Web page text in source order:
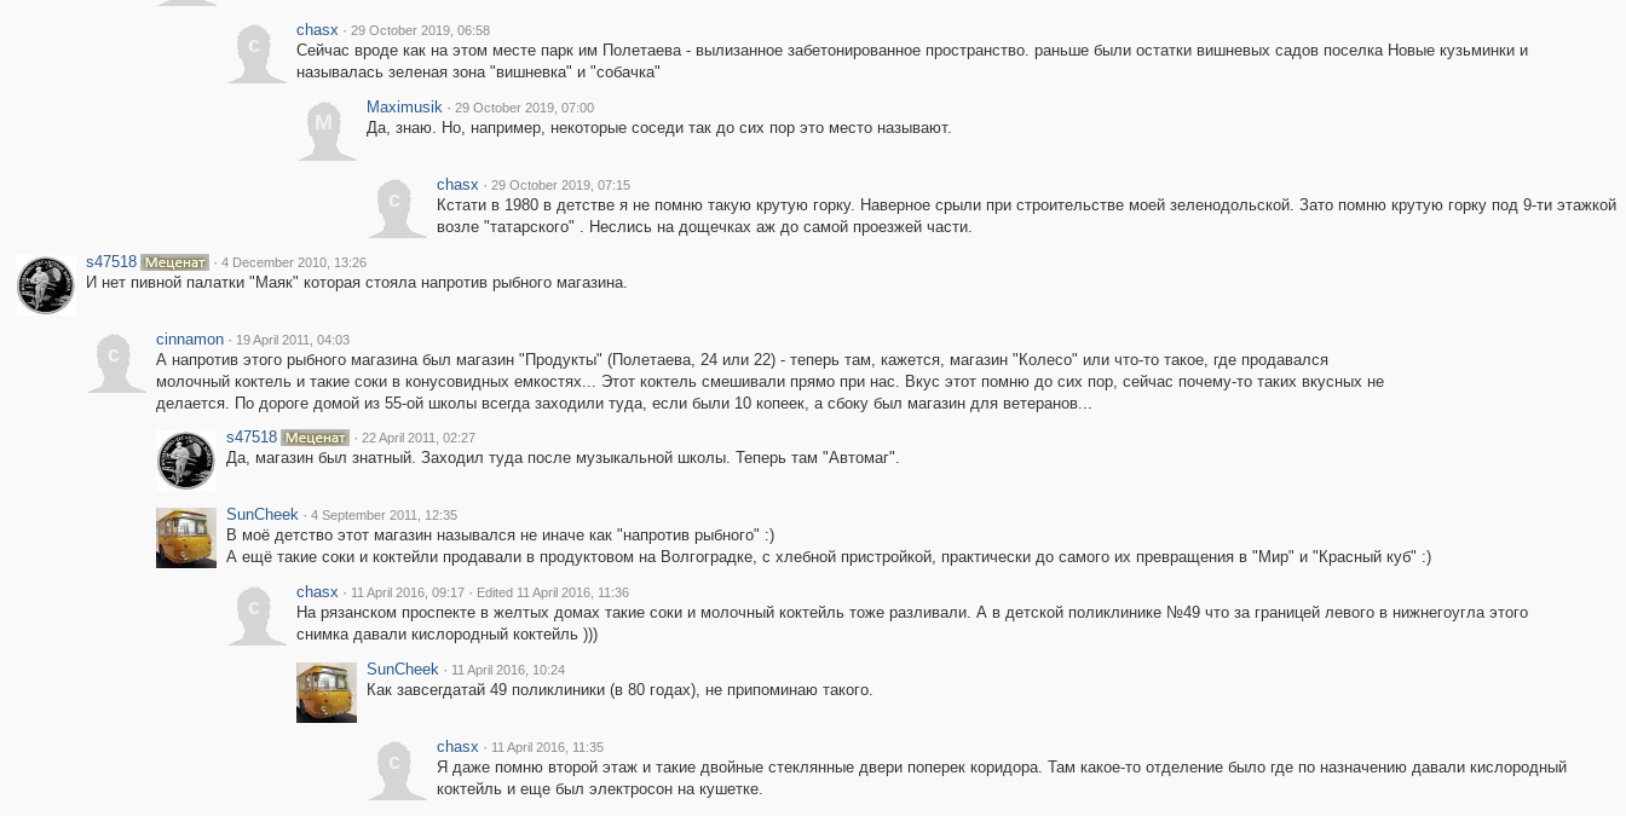
c
chasx · 29 October 2019, 06:58
Сейчас вроде как на этом месте парк им Полетаева - вылизанное забетонированное пространство. раньше были остатки вишневых садов поселка Новые кузьминки и
называлась зеленая зона "вишневка" и "собачка"
M
Maximusik · 29 October 2019, 07:00
Да, знаю. Но, например, некоторые соседи так до сих пор это место называют.
c
chasx · 29 October 2019, 07:15
Кстати в 1980 в детстве я не помню такую крутую горку. Наверное срыли при строительстве моей зеленодольской. Зато помню крутую горку под 9-ти этажкой
возле "татарского" . Неслись на дощечках аж до самой проезжей части.
s47518
· 4 December 2010, 13:26
И нет пивной палатки "Маяк" которая стояла напротив рыбного магазина.
c
cinnamon · 19 April 2011, 04:03
А напротив этого рыбного магазина был магазин "Продукты" (Полетаева, 24 или 22) - теперь там, кажется, магазин "Колесо" или что-то такое, где продавался
молочный коктель и такие соки в конусовидных емкостях... Этот коктель смешивали прямо при нас. Вкус этот помню до сих пор, сейчас почему-то таких вкусных не
делается. По дороге домой из 55-ой школы всегда заходили туда, если были 10 копеек, а сбоку был магазин для ветеранов...
s47518
· 22 April 2011, 02:27
Да, магазин был знатный. Заходил туда после музыкальной школы. Теперь там "Автомаг".
SunCheek · 4 September 2011, 12:35
В моё детство этот магазин назывался не иначе как "напротив рыбного" :)
А ещё такие соки и коктейли продавали в продуктовом на Волгоградке, с хлебной пристройкой, практически до самого их превращения в "Мир" и "Красный куб" :)
c
chasx · 11 April 2016, 09:17 · Edited 11 April 2016, 11:36
На рязанском проспекте в желтых домах такие соки и молочный коктейль тоже разливали. А в детской поликлинике №49 что за границей левого в нижнегоугла этого
снимка давали кислородный коктейль )))
SunCheek · 11 April 2016, 10:24
Как завсегдатай 49 поликлиники (в 80 годах), не припоминаю такого.
c
chasx · 11 April 2016, 11:35
Я даже помню второй этаж и такие двойные стеклянные двери поперек коридора. Там какое-то отделение было где по назначению давали кислородный
коктейль и еще был электросон на кушетке.